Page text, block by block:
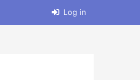
Log in